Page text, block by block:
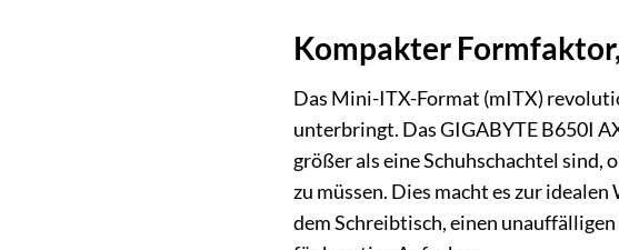
Kompakter
Das Mini-ITX-Format (mITX)
unterbringt. Das GIGABYTE B650I
größer als eine Schuhschachtel
zu müssen. Dies macht es zur
dem Schreibtisch, einen